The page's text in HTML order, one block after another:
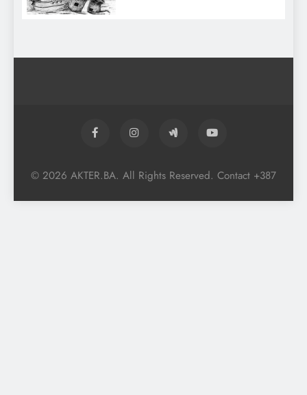
© 2026 AKTER.BA. All Rights Reserved. Contact +387